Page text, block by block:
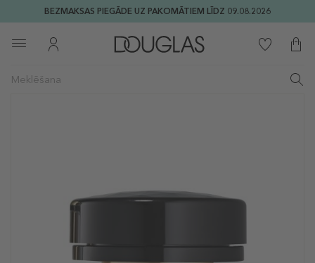
BEZMAKSAS PIEGĀDE UZ PAKOMĀTIEM LĪDZ 09.08.2026